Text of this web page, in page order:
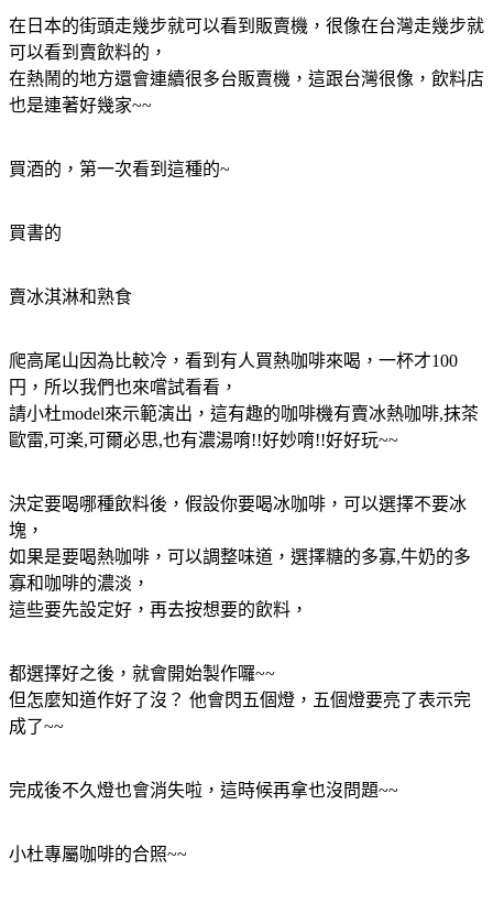
在日本的街頭走幾步就可以看到販賣機，很像在台灣走幾步就
可以看到賣飲料的，
在熱鬧的地方還會連續很多台販賣機，這跟台灣很像，飲料店
也是連著好幾家~~
買酒的，第一次看到這種的~
買書的
賣冰淇淋和熟食
爬高尾山因為比較冷，看到有人買熱咖啡來喝，一杯才100
円，所以我們也來嚐試看看，
請小杜model來示範演出，這有趣的咖啡機有賣冰熱咖啡,抹茶
歐雷,可楽,可爾必思,也有濃湯唷!!好妙唷!!好好玩~~
決定要喝哪種飲料後，假設你要喝冰咖啡，可以選擇不要冰
塊，
如果是要喝熱咖啡，可以調整味道，選擇糖的多寡,牛奶的多
寡和咖啡的濃淡，
這些要先設定好，再去按想要的飲料，
都選擇好之後，就會開始製作囉~~
但怎麼知道作好了沒？ 他會閃五個燈，五個燈要亮了表示完
成了~~
完成後不久燈也會消失啦，這時候再拿也沒問題~~
小杜專屬咖啡的合照~~